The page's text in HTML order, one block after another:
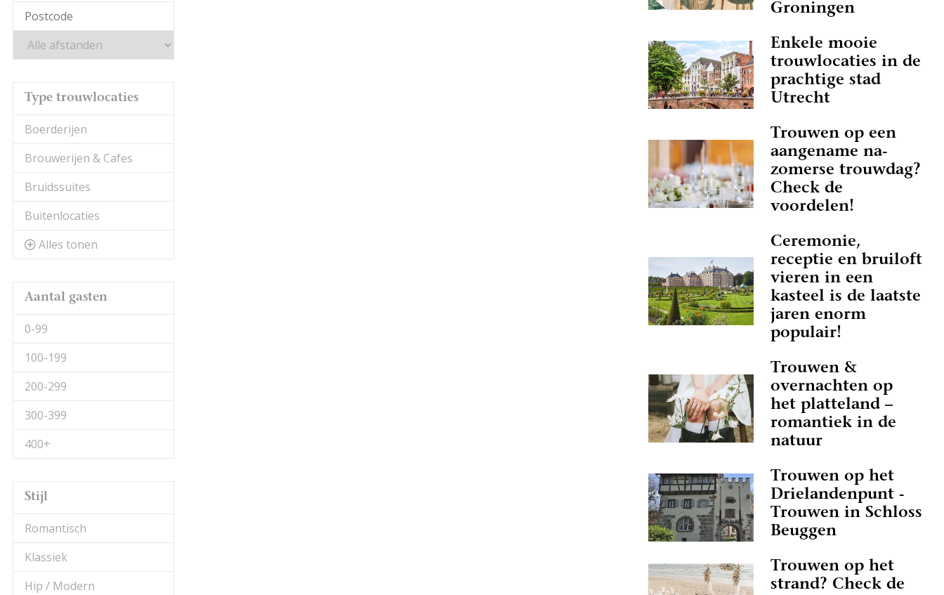
Type trouwlocaties
Boerderijen
Brouwerijen & Cafes
Bruidssuites
Buitenlocaties
Alles tonen
Aantal gasten
0-99
100-199
200-299
300-399
400+
Stijl
Romantisch
Klassiek
Hip / Modern
Groningen
Enkele mooie
trouwlocaties in de
prachtige stad
Utrecht
Trouwen op een
aangename na-
zomerse trouwdag?
Check de
voordelen!
Ceremonie,
receptie en bruiloft
vieren in een
kasteel is de laatste
jaren enorm
populair!
Trouwen &
overnachten op
het platteland –
romantiek in de
natuur
Trouwen op het
Drielandenpunt -
Trouwen in Schloss
Beuggen
Trouwen op het
strand? Check de